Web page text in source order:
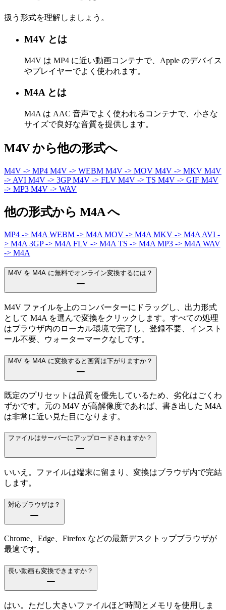
扱う形式を理解しましょう。
M4V とは
M4V は MP4 に近い動画コンテナで、Apple のデバイス
やプレイヤーでよく使われます。
M4A とは
M4A は AAC 音声でよく使われるコンテナで、小さな
サイズで良好な音質を提供します。
M4V から他の形式へ
M4V -> MP4 M4V -> WEBM M4V -> MOV M4V -> MKV M4V
-> AVI M4V -> 3GPM4V -> FLV M4V -> TS M4V -> GIF M4V
-> MP3 M4V -> WAV
他の形式から M4A へ
MP4 -> M4A WEBM -> M4A MOV -> M4A MKV -> M4A AVI -
> M4A 3GP -> M4A FLV -> M4A TS -> M4A MP3 -> M4A WAV
-> M4A
M4V を M4A に無料でオンライン変換するには？
M4V ファイルを上のコンバーターにドラッグし、出力形式
として M4A を選んで変換をクリックします。すべての処理
はブラウザ内のローカル環境で完了し、登録不要、インスト
ール不要、ウォーターマークなしです。
M4V を M4A に変換すると画質は下がりますか？
既定のプリセットは品質を優先しているため、劣化はごくわ
ずかです。元の M4V が高解像度であれば、書き出した M4A
は非常に近い見た目になります。
ファイルはサーバーにアップロードされますか？
いいえ。ファイルは端末に留まり、変換はブラウザ内で完結
します。
対応ブラウザは？
Chrome、Edge、Firefox などの最新デスクトップブラウザが
最適です。
長い動画も変換できますか？
はい。ただし大きいファイルほど時間とメモリを使用しま